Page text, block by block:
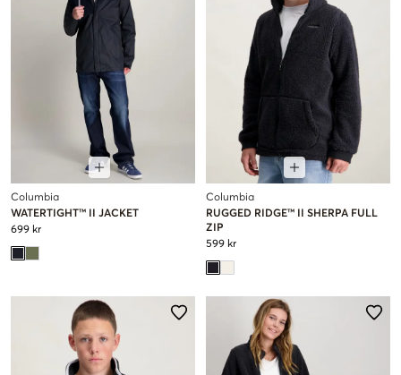
Columbia
WATERTIGHT™ II JACKET
699 kr
Columbia
RUGGED RIDGE™ II SHERPA FULL
ZIP
599 kr